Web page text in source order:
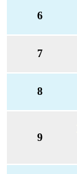
6
7
8
9